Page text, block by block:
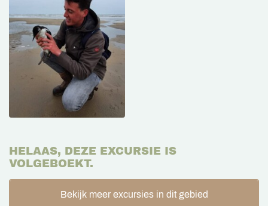
HELAAS, DEZE EXCURSIE IS
VOLGEBOEKT.
Bekijk meer excursies in dit gebied